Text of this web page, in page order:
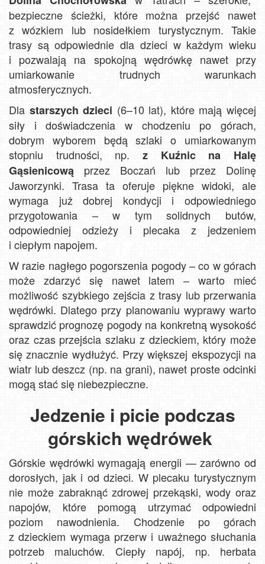
bezpieczne ścieżki, które można przejść nawet
z wózkiem lub nosidełkiem turystycznym. Takie
trasy są odpowiednie dla dzieci w każdym wieku
i pozwalają na spokojną wędrówkę nawet przy
umiarkowanie trudnych warunkach
atmosferycznych.
Dla starszych dzieci (6–10 lat), które mają więcej
siły i doświadczenia w chodzeniu po górach,
dobrym wyborem będą szlaki o umiarkowanym
stopniu trudności, np. z Kuźnic na Halę
Gąsienicową przez Boczań lub przez Dolinę
Jaworzynki. Trasa ta oferuje piękne widoki, ale
wymaga już dobrej kondycji i odpowiedniego
przygotowania – w tym solidnych butów,
odpowiedniej odzieży i plecaka z jedzeniem
i ciepłym napojem.
W razie nagłego pogorszenia pogody – co w górach
może zdarzyć się nawet latem – warto mieć
możliwość szybkiego zejścia z trasy lub przerwania
wędrówki. Dlatego przy planowaniu wyprawy warto
sprawdzić prognozę pogody na konkretną wysokość
oraz czas przejścia szlaku z dzieckiem, który może
się znacznie wydłużyć. Przy większej ekspozycji na
wiatr lub deszcz (np. na grani), nawet proste odcinki
mogą stać się niebezpieczne.
Jedzenie i picie podczas
górskich wędrówek
Górskie wędrówki wymagają energii — zarówno od
dorosłych, jak i od dzieci. W plecaku turystycznym
nie może zabraknąć zdrowej przekąski, wody oraz
napojów, które pomogą utrzymać odpowiedni
poziom nawodnienia. Chodzenie po górach
z dzieckiem wymaga przerw i uważnego słuchania
potrzeb maluchów. Ciepły napój, np. herbata